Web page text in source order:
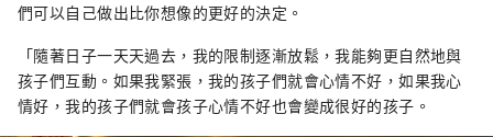
們可以自己做出比你想像的更好的決定。
「隨著日子一天天過去，我的限制逐漸放鬆，我能夠更自然地與
孩子們互動。如果我緊張，我的孩子們就會心情不好，如果我心
情好，我的孩子們就會孩子心情不好也會變成很好的孩子。